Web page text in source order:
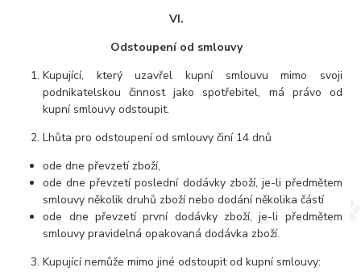
VI.
Odstoupení od smlouvy
Kupující, který uzavřel kupní smlouvu mimo svoji
podnikatelskou činnost jako spotřebitel, má právo od
kupní smlouvy odstoupit.
Lhůta pro odstoupení od smlouvy činí 14 dnů
ode dne převzetí zboží,
ode dne převzetí poslední dodávky zboží, je-li předmětem
smlouvy několik druhů zboží nebo dodání několika částí
ode dne převzetí první dodávky zboží, je-li předmětem
smlouvy pravidelná opakovaná dodávka zboží.
Kupující nemůže mimo jiné odstoupit od kupní smlouvy: